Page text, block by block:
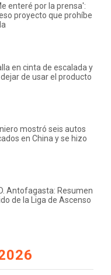
enteré por la prensa':
proyecto que prohíbe
en cinta de escalada y
de usar el producto
mostró seis autos
en China y se hizo
Antofagasta: Resumen
de la Liga de Ascenso